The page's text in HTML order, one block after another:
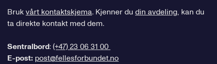
Brukvårt kontaktskjema. Kjenner du din avdeling, kan du
ta direkte kontakt med dem.
Sentralbord:(+47) 23 06 31 00
E-post: post@fellesforbundet.no